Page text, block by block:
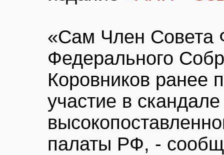
«Сам Член Совета
Федерального
Коровников ранее
участие в
палаты РФ, -